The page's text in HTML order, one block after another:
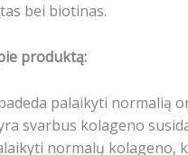
bei biotinas.
produktą:
palaikyti normalią
svarbus kolageno
normalų